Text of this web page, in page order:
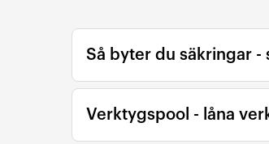
Så byter du säkringar -
Verktygspool - låna